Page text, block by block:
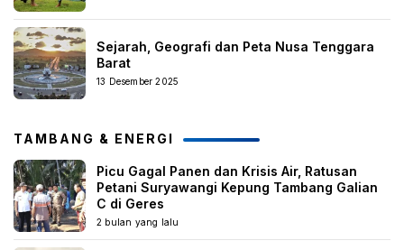
Sejarah, Geografi dan Peta Nusa Tenggara
Barat
13 Desember 2025
TAMBANG & ENERGI
Picu Gagal Panen dan Krisis Air, Ratusan
Petani Suryawangi Kepung Tambang Galian
C di Geres
2 bulan yang lalu